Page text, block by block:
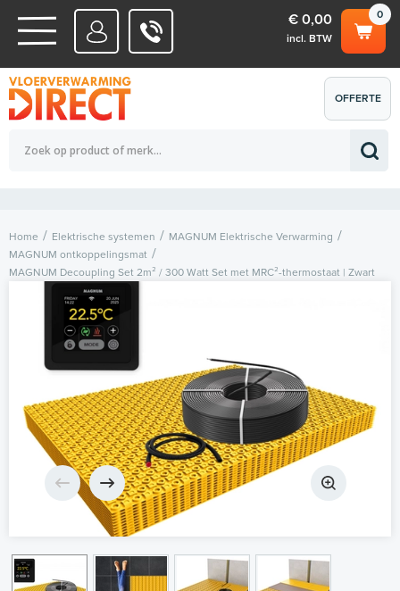
WATERSYSTEMEN
ELEKTRISCHE SYSTEMEN
0
€ 0,00
incl. BTW
Totaalbedrag (incl. BTW) € 0,00
OFFERTE
AANVRAGEN
Home Elektrische systemen
MAGNUM Elektrische Verwarming
MAGNUM ontkoppelingsmat
MAGNUM Decoupling Set 2m² / 300 Watt Set met MRC²-thermostaat | Zwart